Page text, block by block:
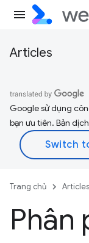
Articles
Google sử dụng
bạn ưu tiên. Bản
Trang chủ Articles
Phân